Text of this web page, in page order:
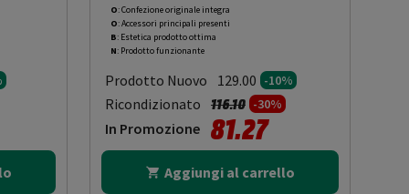
da
O: Confezione originale integra
O: Accessori principali presenti
B: Estetica prodotto ottima
N: Prodotto funzionante
Prodotto Nuovo 129.00 -10%
Ricondizionato Prezzo ridotto da
116.10a-30%
In Promozione 81.27
Aggiungi al carrello